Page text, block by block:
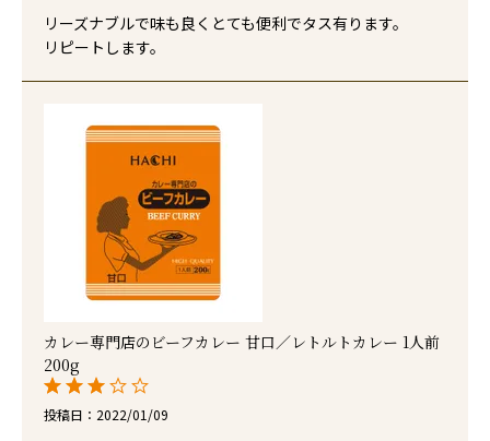
リーズナブルで味も良くとても便利でタス有ります。
リピートします。
カレー専門店のビーフカレー 甘口／レトルトカレー 1人前
200g
投稿日 2022/01/09